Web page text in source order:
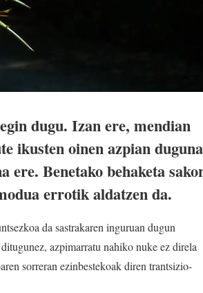
dugu. Izan ere, mendian
ikusten oinen azpian
ere. Benetako behaketa
errotik aldatzen da.
da sastrakaren inguruan dugun
azpimarratu nahiko nuke ez direla
sorreran ezinbestekoak diren trantsizio-